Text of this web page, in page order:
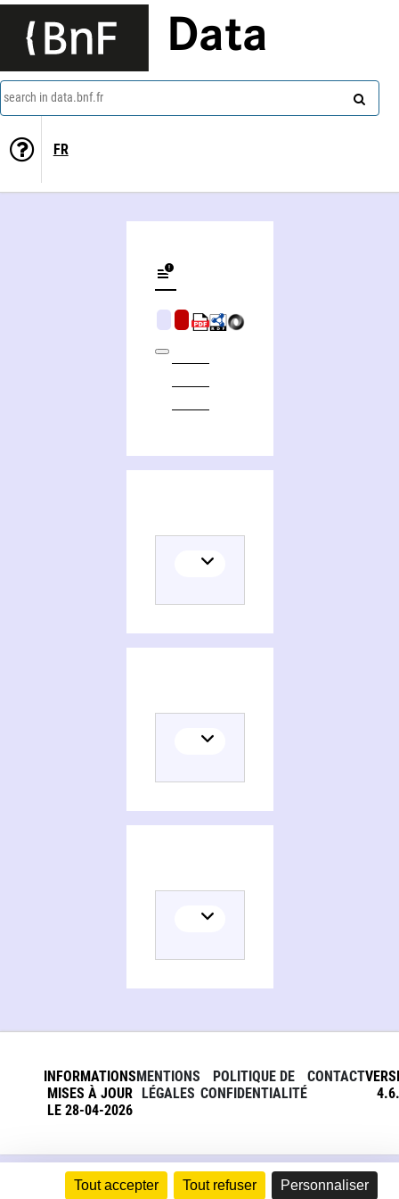
Tout accepter Tout refuser Personnaliser
Data
search in data.bnf.fr
FR
INFORMATIONS
MISES À JOUR
LE 28-04-2026
MENTIONS
LÉGALES
POLITIQUE DE
CONFIDENTIALITÉ
CONTACT